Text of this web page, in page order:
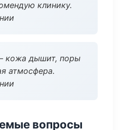
клинику.
кожа дышит, поры
атмосфера.
вопросы